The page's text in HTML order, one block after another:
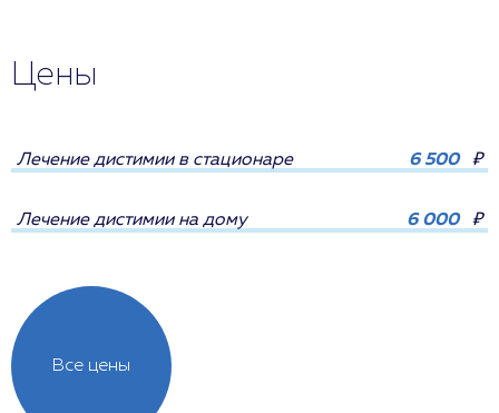
Цены
Все цены
Лечение дистимии в стационаре 6 500 ₽
Лечение дистимии на дому 6 000 ₽